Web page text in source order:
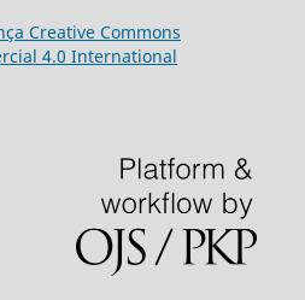
Creative Commons
4.0 International